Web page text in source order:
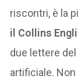
riscontri, è la
il Collins
due lettere
artificiale.